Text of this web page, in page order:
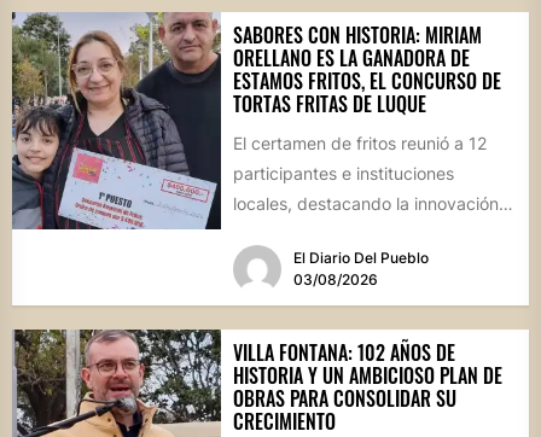
SABORES CON HISTORIA: MIRIAM
ORELLANO ES LA GANADORA DE
ESTAMOS FRITOS, EL CONCURSO DE
TORTAS FRITAS DE LUQUE
El certamen de fritos reunió a 12
participantes e instituciones
locales, destacando la innovación
El Diario Del Pueblo
03/08/2026
VILLA FONTANA: 102 AÑOS DE
HISTORIA Y UN AMBICIOSO PLAN DE
OBRAS PARA CONSOLIDAR SU
CRECIMIENTO